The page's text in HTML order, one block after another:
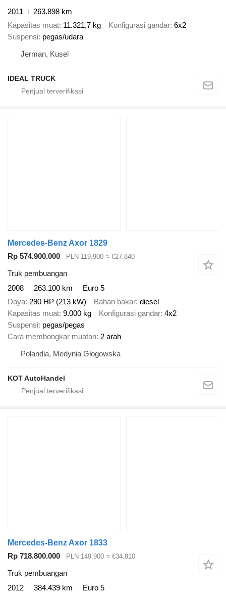
2011
263.898 km
Kapasitas muat 11.321,7 kg Konfigurasi gandar 6x2
Suspensi pegas/udara
Jerman, Kusel
IDEAL TRUCK
Mercedes-Benz Axor 1829
Rp 574.900.000
PLN 119.900 ≈ €27.840
Truk pembuangan
2008
263.100 km
Euro 5
Daya 290 HP (213 kW) Bahan bakar diesel
Kapasitas muat 9.000 kg Konfigurasi gandar 4x2
Suspensi pegas/pegas
Cara membongkar muatan 2 arah
Polandia, Medynia Głogowska
KOT AutoHandel
Mercedes-Benz Axor 1833
Rp 718.800.000
PLN 149.900 ≈ €34.810
Truk pembuangan
2012
384.439 km
Euro 5